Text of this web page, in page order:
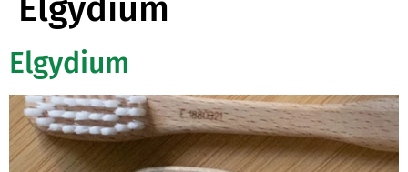
Elgydium
Elgydium